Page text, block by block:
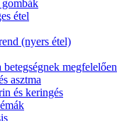
étel
(nyers étel)
megfelelően
asztma
és keringés